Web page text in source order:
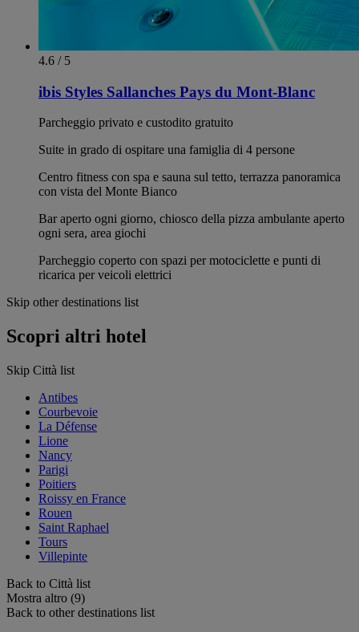
4.6 / 5
ibis Styles Sallanches Pays du Mont-Blanc
Parcheggio privato e custodito gratuito
Suite in grado di ospitare una famiglia di 4 persone
Centro fitness con spa e sauna sul tetto, terrazza panoramica
con vista del Monte Bianco
Bar aperto ogni giorno, chiosco della pizza ambulante aperto
ogni sera, area giochi
Parcheggio coperto con spazi per motociclette e punti di
ricarica per veicoli elettrici
Skip other destinations list
Scopri altri hotel
Skip Città list
Antibes
Courbevoie
La Défense
Lione
Nancy
Parigi
Poitiers
Roissy en France
Rouen
Saint Raphael
Tours
Villepinte
Back to Città list
Mostra altro (9)
Back to other destinations list